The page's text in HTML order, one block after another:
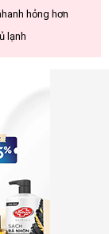
hỏng hơn
lạnh